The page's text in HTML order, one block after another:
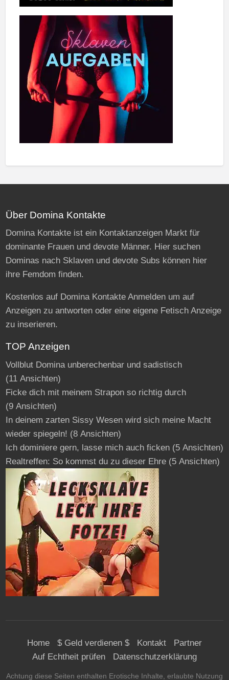
Über Domina Kontakte
Domina Kontakte ist ein Kontaktanzeigen Markt für
dominante Frauen und devote Männer. Hier suchen
Dominas nach Sklaven und devote Subs können hier
ihre Femdom finden.
Kostenlos auf Domina Kontakte Anmelden um auf
Anzeigen zu antworten oder eine eigene Fetisch Anzeige
zu inserieren.
TOP Anzeigen
Vollblut Domina unberechenbar und sadistisch
(11 Ansichten)
Ficke dich mit meinem Strapon so richtig durch
(9 Ansichten)
In deinem zarten Sissy Wesen wird sich meine Macht
wieder spiegeln! (8 Ansichten)
Ich dominiere gern, lasse mich auch ficken(5 Ansichten)
Realtreffen: So kommst du zu dieser Ehre(5 Ansichten)
Home $ Geld verdienen $ Kontakt
Partner
Auf Echtheit prüfen
Datenschutzerklärung
Achtung diese Seiten enthalten Erotische Inhalte, erlaubte Nutzung